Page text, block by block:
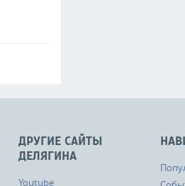
ДРУГИЕ САЙТЫ
ДЕЛЯГИНА
Youtube